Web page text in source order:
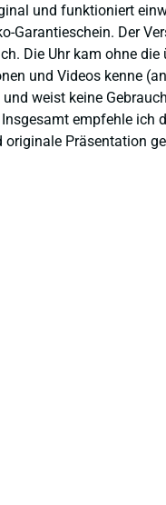
und funktioniert
Der
Die Uhr kam ohne
und Videos kenne
weist keine
empfehle
Präsentation